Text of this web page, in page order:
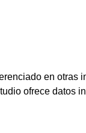
en otras
ofrece datos